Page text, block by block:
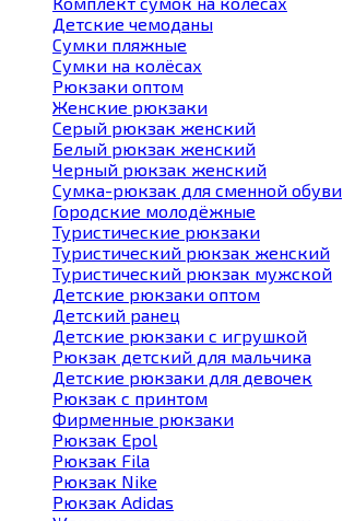
Детские чемоданы
Сумки пляжные
Сумки на колёсах
Рюкзаки оптом
Женские рюкзаки
Серый рюкзак женский
Белый рюкзак женский
Черный рюкзак женский
Сумка-рюкзак для сменной обуви
Городские молодёжные
Туристические рюкзаки
Туристический рюкзак женский
Туристический рюкзак мужской
Детские рюкзаки оптом
Детский ранец
Детские рюкзаки с игрушкой
Рюкзак детский для мальчика
Детские рюкзаки для девочек
Рюкзак с принтом
Фирменные рюкзаки
Рюкзак Epol
Рюкзак Fila
Рюкзак Nike
Рюкзак Adidas